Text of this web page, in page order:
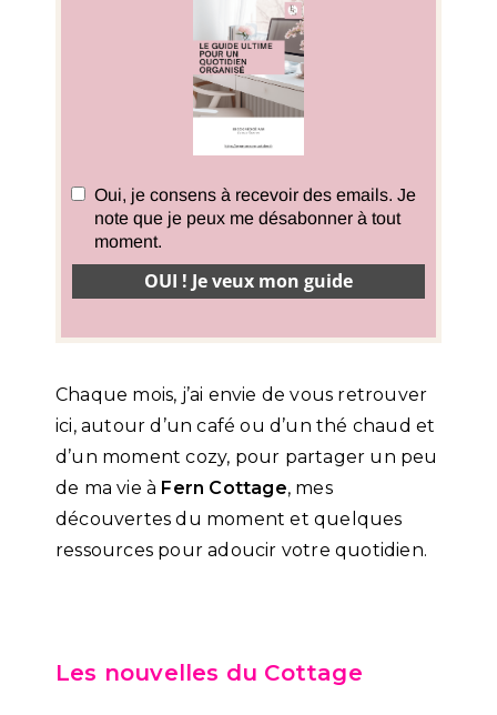
Chaque mois, j’ai envie de vous retrouver
ici, autour d’un café ou d’un thé chaud et
d’un moment cozy, pour partager un peu
de ma vie à Fern Cottage, mes
découvertes du moment et quelques
ressources pour adoucir votre quotidien.
Les nouvelles du Cottage